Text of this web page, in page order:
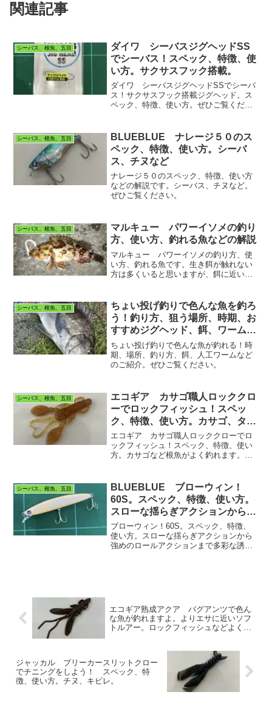
関連記事
シーバス、根魚、五目
ダイワ シーバスジグヘッドSS
でシーバス！スペック、特徴、使
い方。サクサスフック搭載。
ダイワ シーバスジグヘッドSSでシーバ
ス！サクサスフック搭載ジグヘッド。ス
ペック、特徴、使い方。ぜひご覧くださ
シーバス、根魚、五目
BLUEBLUE ナレージ５０のス
ペック、特徴、使い方。シーバ
ス、チヌなど
ナレージ５０のスペック、特徴、使い方
などの解説です。シーバス、チヌなど。
ぜひご覧ください。
シーバス、根魚、五目
マルキュー パワーイソメの釣り
方、使い方、釣れる魚などの解説
マルキュー パワーイソメの釣り方、使
い方、釣れる魚です。生き餌が触れない
方は多くいると思いますが、餌に近い人
ご覧ください。
シーバス、根魚、五目
ちょい投げ釣りで色んな魚を釣ろ
う！釣り方、狙う場所、時期、お
すすめジグヘッド、餌、ワームな
ど。
ちょい投げ釣りで色んな魚が釣れる！時
期、場所、釣り方、餌、人工ワームなど
のご紹介。ぜひご覧ください。
シーバス、根魚、五目
エコギア カサゴ職人ロッククロ
ーでロックフィッシュ！スペッ
ク、特徴、使い方。カサゴ、タケ
ノコメバル、その他根魚など。
エコギア カサゴ職人ロッククローでロ
ックフィッシュ！スペック、特徴、使い
方。カサゴなど根魚がよく釣れます。ぜ
シーバス、根魚、五目
BLUEBLUE ブローウィン！
60S。スペック、特徴、使い方。
スローな揺らぎアクションから強
めのロールアクションまで多彩な
誘いが出来る！メバル、シーバ
ス。
ブローウィン！60S。スペック、特徴、
使い方。スローな揺らぎアクションから
強めのロールアクションまで多彩な誘い
エコギア熟成アクア バグアンツで色ん
な魚が釣れますよ。よりエサに近いソフ
トルアー。ロックフィッシュなどよく釣
ジャッカル ブリーカースリットクロー
でチニングをしよう！ スペック、特
徴、使い方。チヌ、キビレ。